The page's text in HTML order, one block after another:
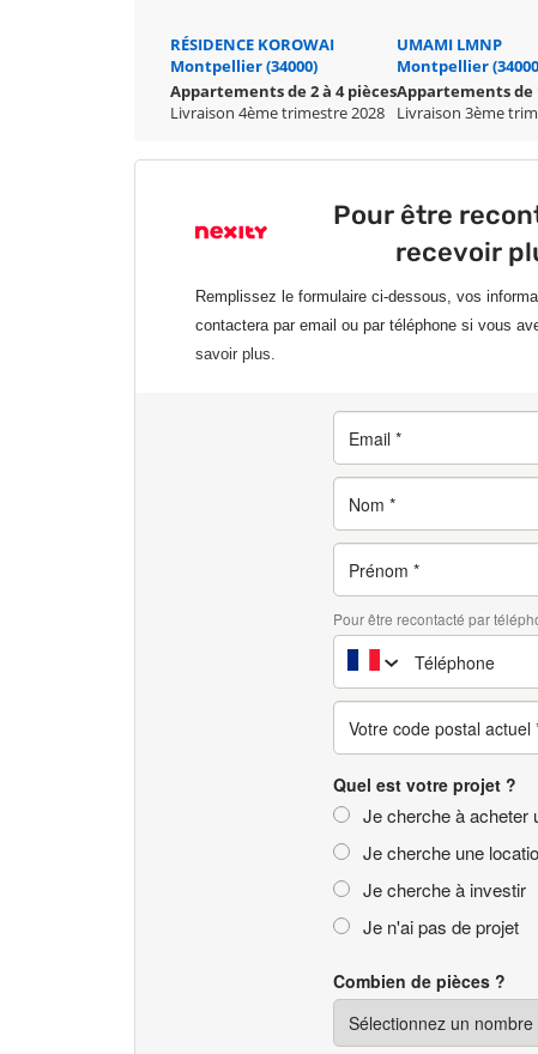
RÉSIDENCE KOROWAI
Montpellier (34000)
Appartements de 2 à 4 pièces
Livraison 4ème trimestre 2028
UMAMI LMNP
Montpellier
Appartements de
Livraison 3ème
Pour être
recevoir
Remplissez le formulaire ci-dessous, vos
contactera par email ou par téléphone si vous
savoir plus.
Pour être recontacté par
Quel est votre projet ?
Je cherche à acheter
Je cherche une
Je cherche à investir
Je n'ai pas de projet
Combien de pièces ?